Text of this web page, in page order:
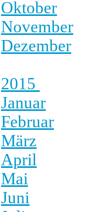
Oktober
November
Dezember
2015
Januar
Februar
März
April
Mai
Juni